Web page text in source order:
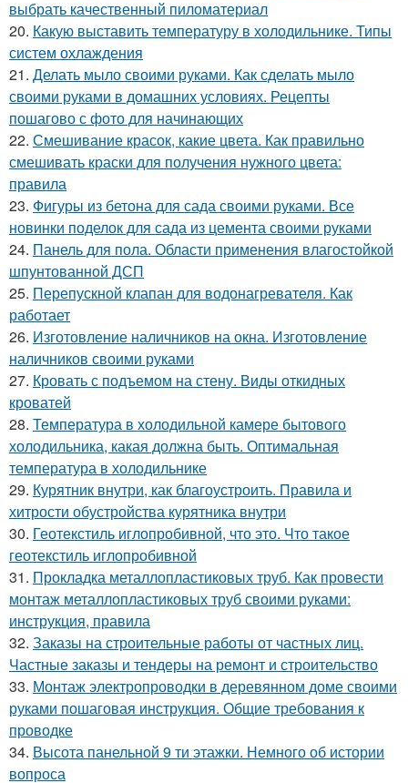
выбрать качественный пиломатериал
20. Какую выставить температуру в холодильнике. Типы
систем охлаждения
21. Делать мыло своими руками. Как сделать мыло
своими руками в домашних условиях. Рецепты
пошагово с фото для начинающих
22. Смешивание красок, какие цвета. Как правильно
смешивать краски для получения нужного цвета:
правила
23. Фигуры из бетона для сада своими руками. Все
новинки поделок для сада из цемента своими руками
24. Панель для пола. Области применения влагостойкой
шпунтованной ДСП
25. Перепускной клапан для водонагревателя. Как
работает
26. Изготовление наличников на окна. Изготовление
наличников своими руками
27. Кровать с подъемом на стену. Виды откидных
кроватей
28. Температура в холодильной камере бытового
холодильника, какая должна быть. Оптимальная
температура в холодильнике
29. Курятник внутри, как благоустроить. Правила и
хитрости обустройства курятника внутри
30. Геотекстиль иглопробивной, что это. Что такое
геотекстиль иглопробивной
31. Прокладка металлопластиковых труб. Как провести
монтаж металлопластиковых труб своими руками:
инструкция, правила
32. Заказы на строительные работы от частных лиц.
Частные заказы и тендеры на ремонт и строительство
33. Монтаж электропроводки в деревянном доме своими
руками пошаговая инструкция. Общие требования к
проводке
34. Высота панельной 9 ти этажки. Немного об истории
вопроса